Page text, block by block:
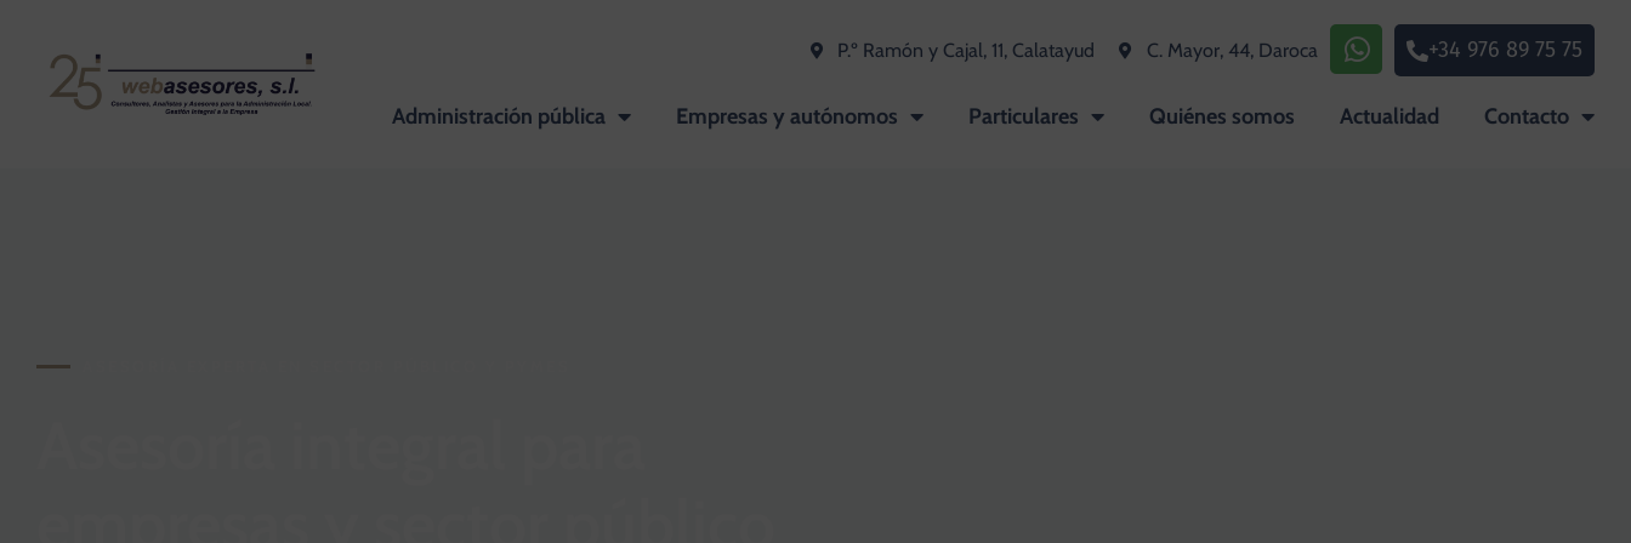
P.º Ramón y Cajal, 11, Calatayud C. Mayor, 44, Daroca +34 976 89 75 75
Administración pública Empresas y autónomos Particulares Quiénes somos Actualidad Contacto